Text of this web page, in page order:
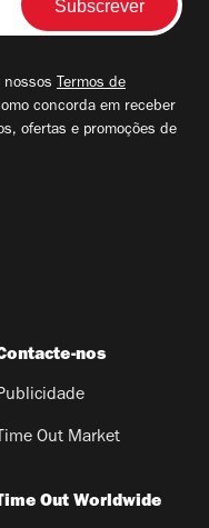
nossos Termos de
concorda em receber
ofertas e promoções de
nos
Time Out Market
Out Worldwide